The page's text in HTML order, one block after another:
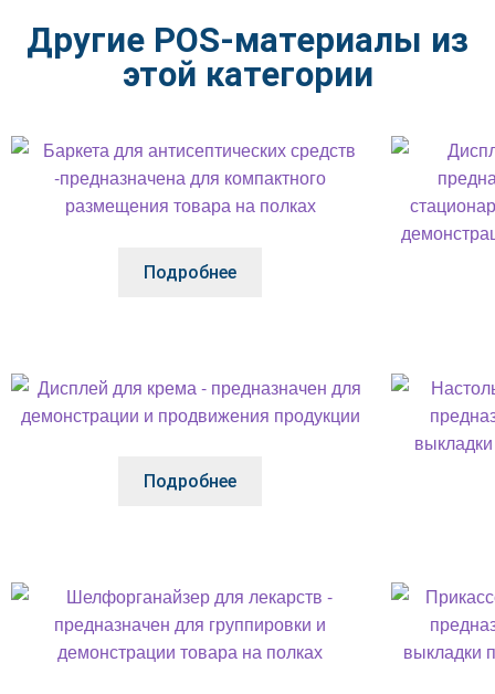
Другие POS-материалы из
этой категории
Подробнее
Подробнее